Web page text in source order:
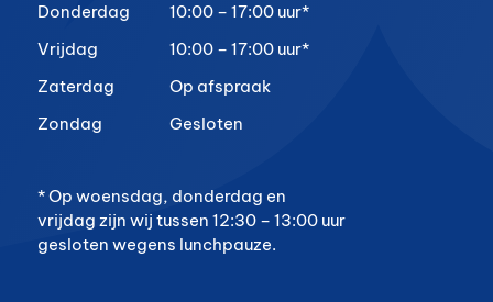
Donderdag
10:00 – 17:00 uur*
Vrijdag
10:00 – 17:00 uur*
Zaterdag
Op afspraak
Zondag
Gesloten
* Op woensdag, donderdag en
vrijdag zijn wij tussen 12:30 – 13:00 uur
gesloten wegens lunchpauze.